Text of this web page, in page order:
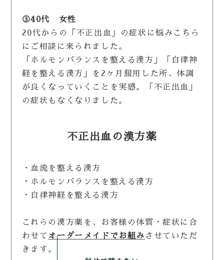
③40代 女性
20代からの「不正出血」の症状に悩みこちら
にご相談に来られました。
「ホルモンバランスを整える漢方」「自律神
経を整える漢方」を2ヶ月服用した所、体調
が良くなっていくことを実感。「不正出血」
の症状もなくなりました。
不正出血の漢方薬
・血流を整える漢方
・ホルモンバランスを整える漢方
・自律神経を整える漢方
これらの漢方薬を、お客様の体質・症状に合
わせて オーダーメイドでお組み させていただ
きます。